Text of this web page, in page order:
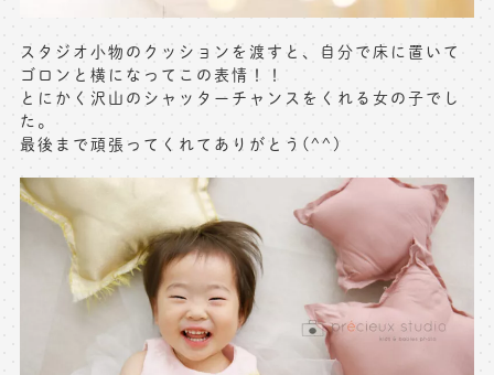
スタジオ小物のクッションを渡すと、自分で床に置いて
ゴロンと横になってこの表情！！
とにかく沢山のシャッターチャンスをくれる女の子でし
た。
最後まで頑張ってくれてありがとう(^^)